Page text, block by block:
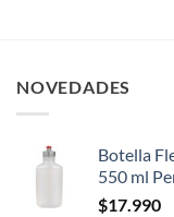
NOVEDADES
Botella
550 ml
$17.990